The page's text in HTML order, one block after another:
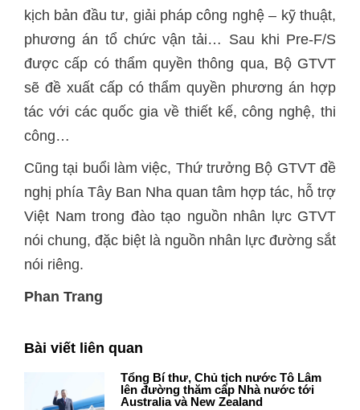
kịch bản đầu tư, giải pháp công nghệ – kỹ thuật,
phương án tổ chức vận tải… Sau khi Pre-F/S
được cấp có thẩm quyền thông qua, Bộ GTVT
sẽ đề xuất cấp có thẩm quyền phương án hợp
tác với các quốc gia về thiết kế, công nghệ, thi
công…
Cũng tại buổi làm việc, Thứ trưởng Bộ GTVT đề
nghị phía Tây Ban Nha quan tâm hợp tác, hỗ trợ
Việt Nam trong đào tạo nguồn nhân lực GTVT
nói chung, đặc biệt là nguồn nhân lực đường sắt
nói riêng.
Phan Trang
Bài viết liên quan
Tổng Bí thư, Chủ tịch nước Tô Lâm
lên đường thăm cấp Nhà nước tới
Australia và New Zealand